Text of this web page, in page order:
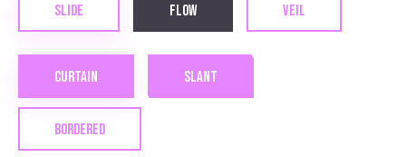
SLIDE FLOW VEIL
CURTAIN SLANT
BORDERED